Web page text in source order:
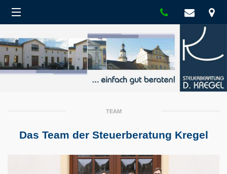
TEAM
Das Team der Steuerberatung Kregel